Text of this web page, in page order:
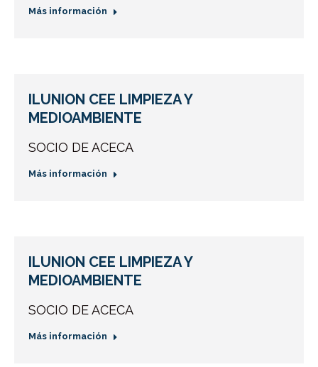
Más información
ILUNION CEE LIMPIEZA Y
MEDIOAMBIENTE
SOCIO DE ACECA
Más información
ILUNION CEE LIMPIEZA Y
MEDIOAMBIENTE
SOCIO DE ACECA
Más información